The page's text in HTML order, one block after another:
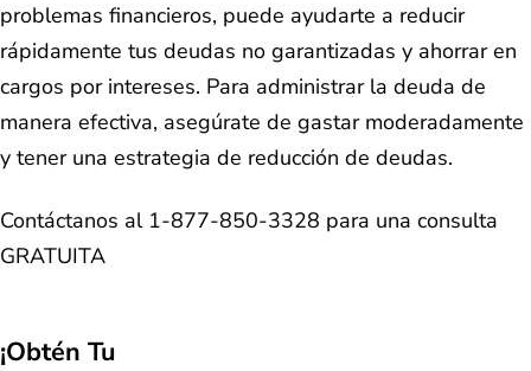
problemas financieros, puede ayudarte a reducir
rápidamente tus deudas no garantizadas y ahorrar en
cargos por intereses. Para administrar la deuda de
manera efectiva, asegúrate de gastar moderadamente
y tener una estrategia de reducción de deudas.
Contáctanos al 1-877-850-3328 para una consulta
GRATUITA
¡Obtén Tu